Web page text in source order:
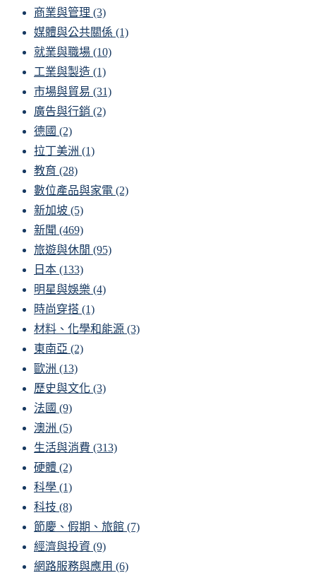
商業與管理 (3)
媒體與公共關係 (1)
就業與職場 (10)
工業與製造 (1)
市場與貿易 (31)
廣告與行銷 (2)
德國 (2)
拉丁美洲 (1)
教育 (28)
數位產品與家電 (2)
新加坡 (5)
新聞 (469)
旅遊與休閒 (95)
日本 (133)
明星與娛樂 (4)
時尚穿搭 (1)
材料、化學和能源 (3)
東南亞 (2)
歐洲 (13)
歷史與文化 (3)
法國 (9)
澳洲 (5)
生活與消費 (313)
硬體 (2)
科學 (1)
科技 (8)
節慶、假期、旅館 (7)
經濟與投資 (9)
網路服務與應用 (6)